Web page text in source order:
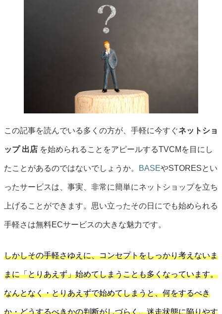
この記事を読んでいる多くの方が、手軽に今すぐネットショ
ップ 出店 を始められることをアピールするTVCMを目にし
たことがあるのではないでしょうか。 BASEやSTORESとい
ったサービスは、事実、非常に簡単にネットショップを立ち
上げることができます。思い立ったその日にでも始められる
手軽さは無料ECサービスの大きな魅力です。
しかしその手軽さゆえに、コンセプトをしっかり考えないま
まに「とりあえず」始めてしまうことも多くなっています。
なんとなく・とりあえずで始めてしまうと、何をするべき
か・どうするべきかの判断がしづらく、迷走状態に陥りやす